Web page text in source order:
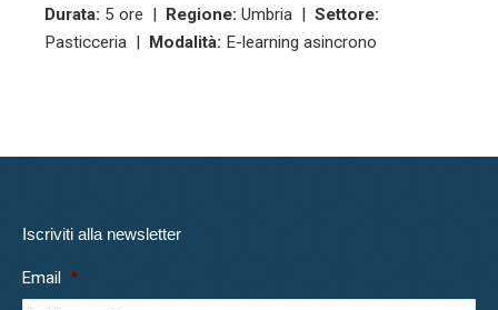
Durata: 5 ore | Regione: Umbria | Settore:
Pasticceria | Modalità: E-learning asincrono
Iscriviti alla newsletter
Email *